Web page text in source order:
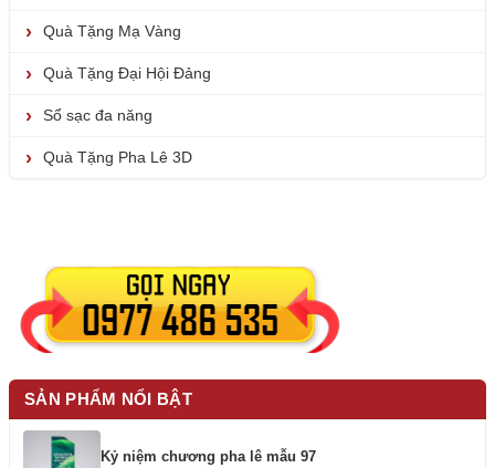
Quà Tặng Mạ Vàng
Quà Tặng Đại Hội Đảng
Sổ sạc đa năng
Quà Tặng Pha Lê 3D
SẢN PHẨM NỔI BẬT
Kỷ niệm chương pha lê mẫu 97